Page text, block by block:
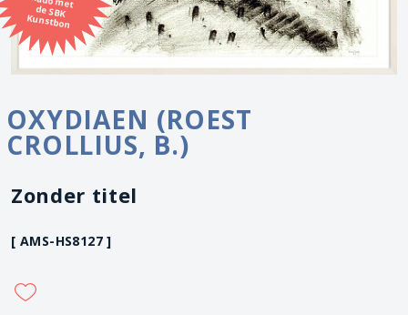
Kunstbon
OXYDIAEN (ROEST
CROLLIUS, B.)
Zonder titel
[ AMS-HS8127 ]